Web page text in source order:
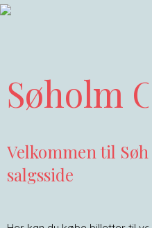
Søholm
Velkommen til
salgsside